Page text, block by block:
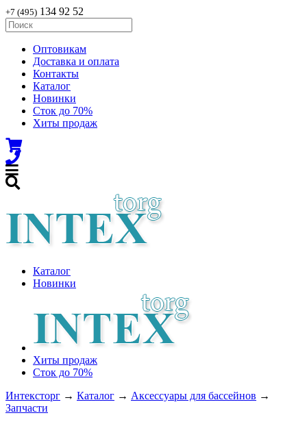
+7 (495) 134 92 52
Оптовикам
Доставка и оплата
Контакты
Каталог
Новинки
Сток до 70%
Хиты продаж
Каталог
Новинки
Хиты продаж
Сток до 70%
Интексторг → Каталог → Аксессуары для бассейнов →
Запчасти